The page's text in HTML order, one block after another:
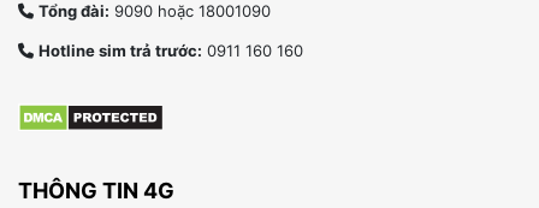
Tổng đài: 9090 hoặc 18001090
Hotline sim trả trước: 0911 160 160
THÔNG TIN 4G